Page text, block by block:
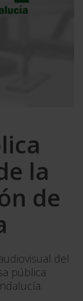
la
de
del
pública